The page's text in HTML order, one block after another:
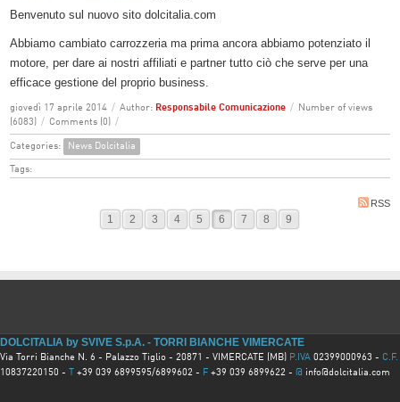
Benvenuto sul nuovo sito dolcitalia.com
Abbiamo cambiato carrozzeria ma prima ancora abbiamo potenziato il
motore, per dare ai nostri affiliati e partner tutto ciò che serve per una
efficace gestione del proprio business.
giovedì 17 aprile 2014 / Author: Responsabile Comunicazione /
Number of views
(6083)
/ Comments (0) /
Categories: News Dolcitalia
Tags:
RSS
1 2 3 4 5 6 7 8 9
DOLCITALIA by SVIVE S.p.A. - TORRI BIANCHE VIMERCATE
Via Torri Bianche N. 6 - Palazzo Tiglio - 20871 - VIMERCATE (MB) P.IVA 02399000963 - C.F.
10837220150 -
+39 039 6899595/6899602 - F +39 039 6899622 - @ info@dolcitalia.com